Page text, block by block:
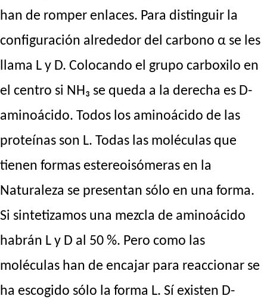
han de romper enlaces. Para distinguir la
configuración alrededor del carbono α se les
llama L y D. Colocando el grupo carboxilo en
el centro si NH₃ se queda a la derecha es D-
aminoácido. Todos los aminoácido de las
proteínas son L. Todas las moléculas que
tienen formas estereoisómeras en la
Naturaleza se presentan sólo en una forma.
Si sintetizamos una mezcla de aminoácido
habrán L y D al 50 %. Pero como las
moléculas han de encajar para reaccionar se
ha escogido sólo la forma L. Sí existen D-